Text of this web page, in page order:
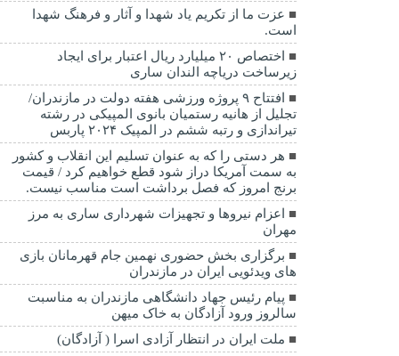
عزت ما از تکریم یاد شهدا و آثار و فرهنگ شهدا
است.
اختصاص ۲۰ میلیارد ریال اعتبار برای ایجاد
زیرساخت دریاچه الندان ساری
افتتاح ۹ پروژه ورزشی هفته دولت در مازندران/
تجلیل از هانیه رستمیان بانوی المپیکی در رشته
تیراندازی و رتبه ششم در المپیک ۲۰۲۴ پاربس
هر دستی را که به عنوان تسلیم این انقلاب و کشور
به سمت آمريکا دراز شود قطع خواهیم کرد / قیمت
برنج امروز که فصل برداشت است مناسب نیست.
اعزام نیروها و تجهیزات شهرداری ساری به مرز
مهران
برگزاری بخش حضوری نهمین جام قهرمانان بازی
های ویدئویی ایران در مازندران
پیام رئیس جهاد دانشگاهی مازندران به مناسبت
سالروز ورود آزادگان به خاک میهن
ملت ایران در انتظار آزادی اسرا ( آزادگان)